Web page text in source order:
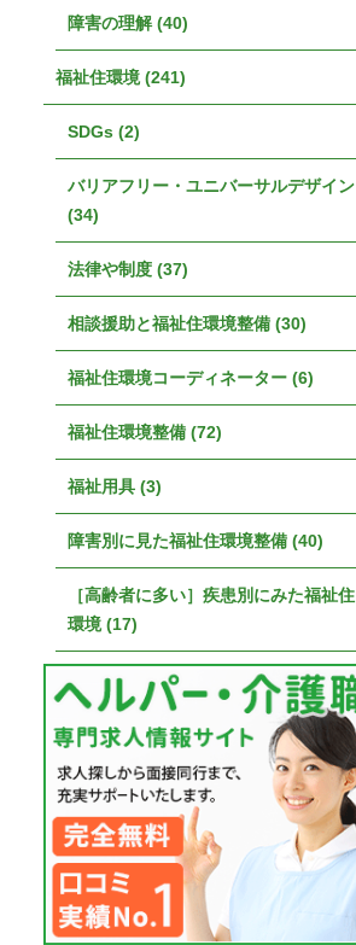
障害の理解 (40)
福祉住環境 (241)
SDGs (2)
バリアフリー・ユニバーサルデザイン
(34)
法律や制度 (37)
相談援助と福祉住環境整備 (30)
福祉住環境コーディネーター (6)
福祉住環境整備 (72)
福祉用具 (3)
障害別に見た福祉住環境整備 (40)
［高齢者に多い］疾患別にみた福祉住
環境 (17)